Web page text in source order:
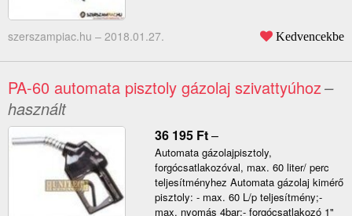
szerszampiac.hu – 2018.01.27. Kedvencekbe
PA-60 automata pisztoly gázolaj szivattyúhoz–
használt
36 195 Ft–
Automata gázolajpisztoly,
forgócsatlakozóval, max. 60 liter/ perc
teljesítményhez Automata gázolaj kimérő
pisztoly: - max. 60 L/p teljesítmény;-
max. nyomás 4bar;- forgócsatlakozó 1"